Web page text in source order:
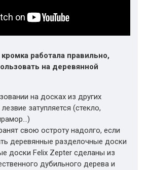
работала правильно,
на деревянной
на досках из других
затупляется (стекло,
свою остроту надолго, если
деревянные разделочные доски
доски Felix Zepter сделаны из
дубильного дерева и